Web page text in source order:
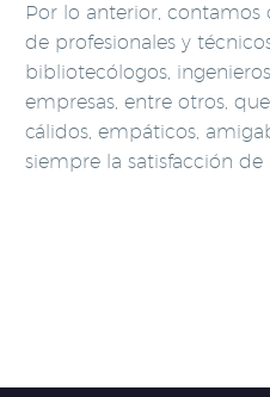
Por lo anterior,
de profesionales y
bibliotecólogos,
empresas, entre otros,
cálidos, empáticos,
siempre la satisfacción de